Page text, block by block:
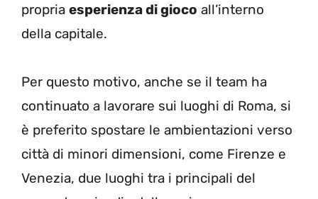
propria esperienza di gioco all’interno
della capitale.
Per questo motivo, anche se il team ha
continuato a lavorare sui luoghi di Roma, si
è preferito spostare le ambientazioni verso
città di minori dimensioni, come Firenze e
Venezia, due luoghi tra i principali del